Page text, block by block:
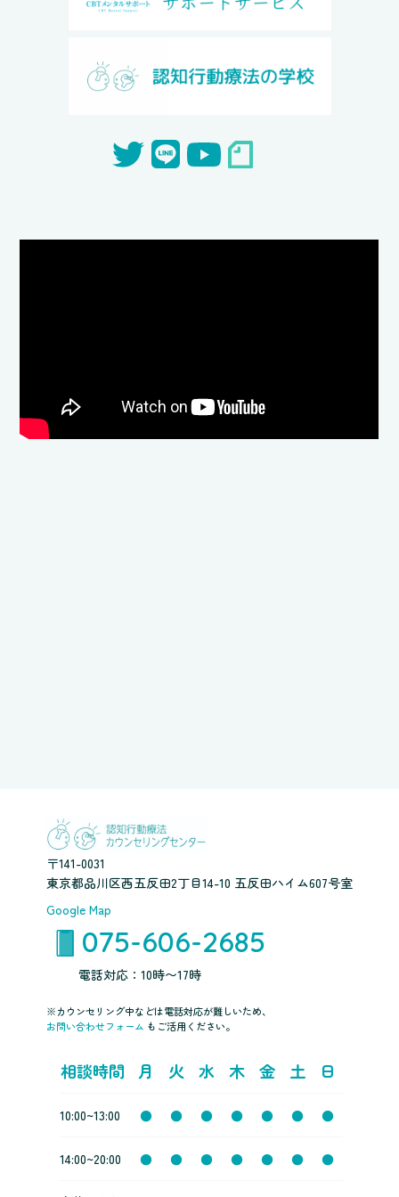
〒141-0031
東京都品川区西五反田2丁目14-10 五反田ハイム607号室
Google Map
075-606-2685
電話対応：10時〜17時
※カウンセリング中などは電話対応が難しいため、
お問い合わせフォーム もご活用ください。
相談時間 月 火 水 木 金 土 日
10:00~13:00 ● ● ● ● ● ● ●
14:00~20:00 ● ● ● ● ● ● ●